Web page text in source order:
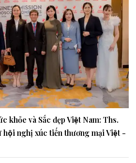
khỏe và Sắc đẹp Việt Nam: Ths.
hội nghị xúc tiến thương mại Việt -